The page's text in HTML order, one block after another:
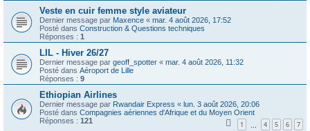
Veste en cuir femme style aviateur
Dernier message par Maxence « mar. 4 août 2026, 17:52
Posté dans Construction & Questions techniques
Réponses : 1
LIL - Hiver 26/27
Dernier message par geoff_spotter « mar. 4 août 2026, 11:32
Posté dans Aéroport de Lille
Réponses : 9
Ethiopian Airlines
Dernier message par Rwandair Express « lun. 3 août 2026, 20:06
Posté dans Compagnies aériennes d'Afrique et du Moyen Orient
Réponses : 121 1 4 5 6 7